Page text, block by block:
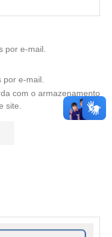
por e-mail.
por e-mail.
com o armazenamento
site.